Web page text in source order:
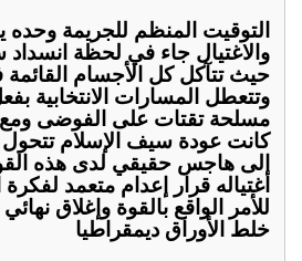
التوقيت المنظم للجريمة وحده
والاغتيال جاء في لحظة
حيث تتآكل كل الأجسام القائمة
وتتعطل المسارات الانتخابية
مسلحة تقتات على الفوضى ومع
كانت عودة سيف الإسلام
إلى هاجس حقيقي لدى هذه
اغتياله قرار إعدام متعمد
للأمر الواقع بالقوة وإغلاق
خلط الأوراق ديمقراطيا